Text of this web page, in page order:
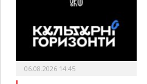
06.08.2026 14:45